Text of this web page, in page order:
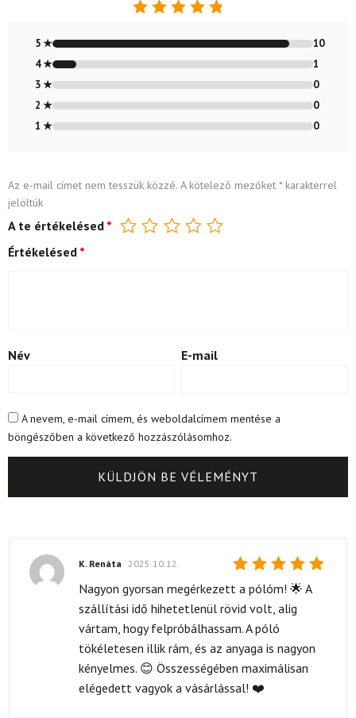
4.91/ 5
5 ★
10
4 ★
1
3 ★
0
2 ★
0
1 ★
0
Az e-mail címet nem tesszük közzé. A kötelező mezőket *karakterrel
jelöltük
A te értékelésed *
Értékelésed *
Név E-mail
A nevem, e-mail címem, és weboldalcímem mentése a
böngészőben a következő hozzászólásomhoz.
Értékelés:
/ 5
K. Renáta 2025.10.12.
Nagyon gyorsan megérkezett a pólóm! 🌟 A
szállítási idő hihetetlenül rövid volt, alig
vártam, hogy felpróbálhassam. A póló
tökéletesen illik rám, és az anyaga is nagyon
kényelmes. 😊 Összességében maximálisan
elégedett vagyok a vásárlással! ❤️